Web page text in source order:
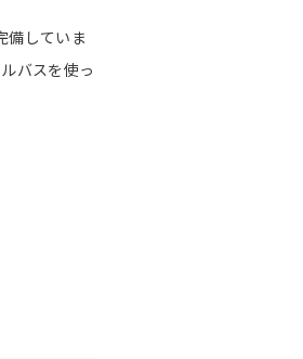
備していま
バスを使っ